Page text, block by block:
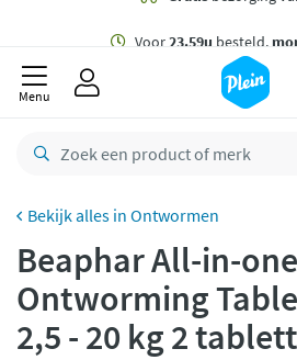
besteld,
Betaal met
Menu
Ontwormen
Beaphar All-in-one
Ontworming
2,5 - 20 kg 2